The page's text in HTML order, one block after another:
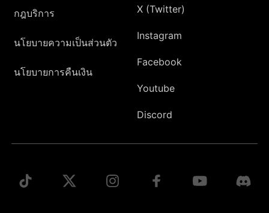
กฎบริการ
นโยบายความเป็นส่วนตัว
นโยบายการคืนเงิน
X (Twitter)
Instagram
Facebook
Youtube
Discord